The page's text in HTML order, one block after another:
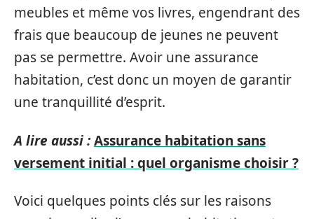
meubles et même vos livres, engendrant des
frais que beaucoup de jeunes ne peuvent
pas se permettre. Avoir une assurance
habitation, c’est donc un moyen de garantir
une tranquillité d’esprit.
A lire aussi :Assurance habitation sans
versement initial : quel organisme choisir ?
Voici quelques points clés sur les raisons